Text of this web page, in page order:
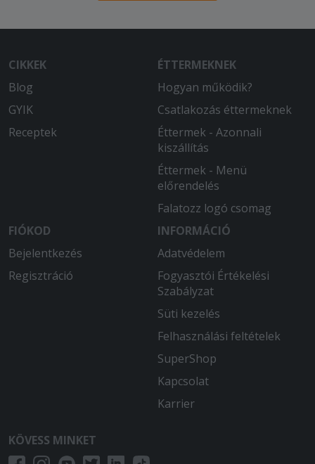
Nagyon finom volt.
CIKKEK
Blog
GYIK
Receptek
ÉTTERMEKNEK
Hogyan működik?
Csatlakozás éttermeknek
Éttermek - Azonnali
kiszállítás
Éttermek - Menü
előrendelés
Falatozz logó csomag
FIÓKOD
Bejelentkezés
Regisztráció
INFORMÁCIÓ
Adatvédelem
Fogyasztói Értékelési
Szabályzat
Süti kezelés
Felhasználási feltételek
SuperShop
Kapcsolat
Karrier
KÖVESS MINKET